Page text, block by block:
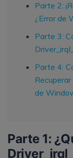
Parte 2:
¿Error de
Parte 3:
Parte 4:
de
Parte 1: